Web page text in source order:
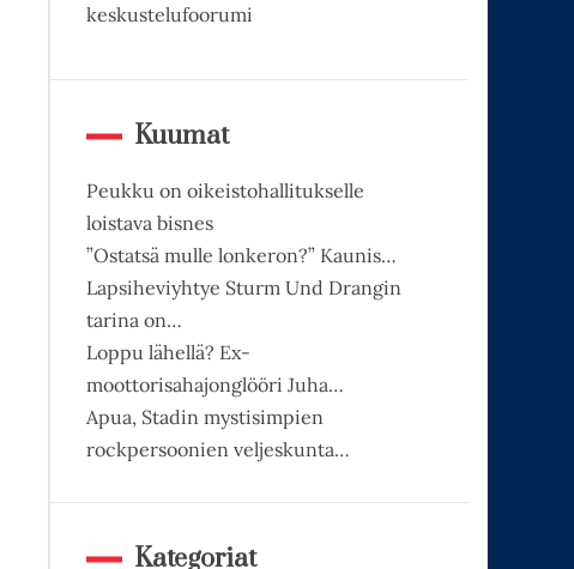
keskustelufoorumi
Kuumat
Peukku on oikeistohallitukselle
loistava bisnes
”Ostatsä mulle lonkeron?” Kaunis…
Lapsiheviyhtye Sturm Und Drangin
tarina on…
Loppu lähellä? Ex-
moottorisahajonglööri Juha…
Apua, Stadin mystisimpien
rockpersoonien veljeskunta…
Kategoriat